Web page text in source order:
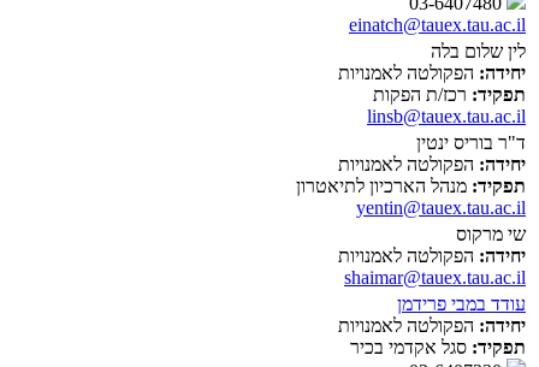
einatch@tauex.tau.ac.il
לין שלום בלה
יחידה: הפקולטה לאמנויות
תפקיד: רכז/ת הפקות
linsb@tauex.tau.ac.il
ד"ר בוריס ינטין
יחידה: הפקולטה לאמנויות
תפקיד: מנהל הארכיון לתיאטרון
yentin@tauex.tau.ac.il
שי מרקוס
יחידה: הפקולטה לאמנויות
shaimar@tauex.tau.ac.il
עודד במבי פרידמן
יחידה: הפקולטה לאמנויות
תפקיד: סגל אקדמי בכיר